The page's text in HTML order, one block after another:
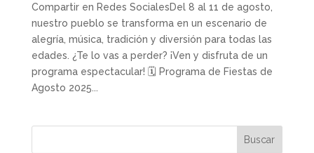
Compartir en Redes SocialesDel 8 al 11 de agosto,
nuestro pueblo se transforma en un escenario de
alegría, música, tradición y diversión para todas las
edades. ¿Te lo vas a perder? ¡Ven y disfruta de un
programa espectacular! 🗓 Programa de Fiestas de
Agosto 2025...
Buscar